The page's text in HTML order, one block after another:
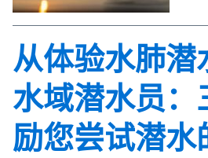
从体验水肺潜
水域潜水员：
励您尝试潜水